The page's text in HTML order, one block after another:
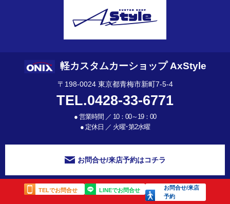
TELでお問合せ LINEでお問合せ
お問合せ/来店
予約
軽カスタムカーショップ AxStyle
〒198-0024 東京都青梅市新町7-5-4
TEL.0428-33-6771
● 営業時間 ／ 10：00～19：00
● 定休日 ／ 火曜･第2水曜
お問合せ/来店予約はコチラ
軽トラや軽自動車、新車のカスタムショップ【AxStyleオニキス新青梅】